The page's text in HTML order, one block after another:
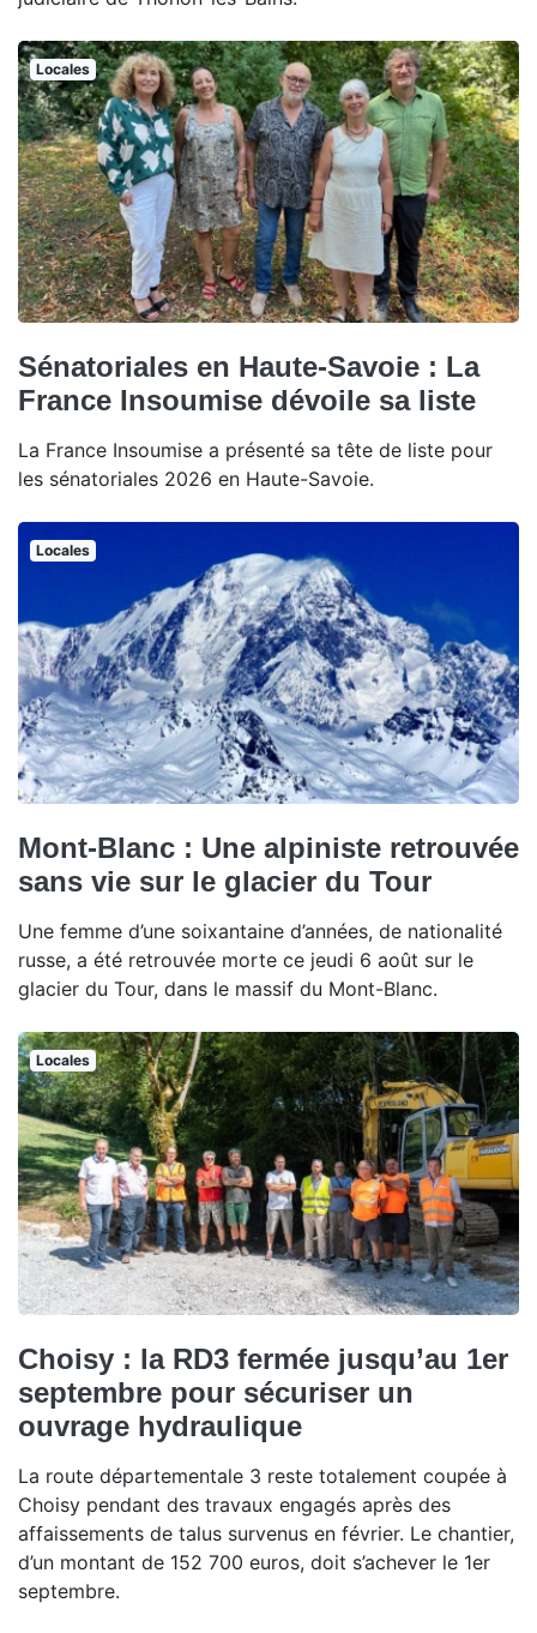
Locales
Sénatoriales en Haute-Savoie : La
France Insoumise dévoile sa liste
La France Insoumise a présenté sa tête de liste pour
les sénatoriales 2026 en Haute-Savoie.
Locales
Mont-Blanc : Une alpiniste retrouvée
sans vie sur le glacier du Tour
Une femme d’une soixantaine d’années, de nationalité
russe, a été retrouvée morte ce jeudi 6 août sur le
glacier du Tour, dans le massif du Mont-Blanc.
Locales
Choisy : la RD3 fermée jusqu’au 1er
septembre pour sécuriser un
ouvrage hydraulique
La route départementale 3 reste totalement coupée à
Choisy pendant des travaux engagés après des
affaissements de talus survenus en février. Le chantier,
d’un montant de 152 700 euros, doit s’achever le 1er
septembre.